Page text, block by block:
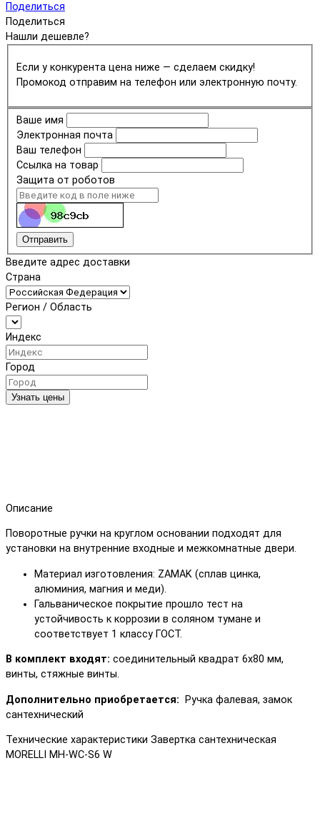
Поделиться
Поделиться
Нашли дешевле?
Если у конкурента цена ниже — сделаем скидку!
Промокод отправим на телефон или электронную почту.
Ваше имя
Электронная почта
Ваш телефон
Ссылка на товар
Защита от роботов
Отправить
Введите адрес доставки
Страна
Регион / Область
Индекс
Город
Узнать цены
Описание
Поворотные ручки на круглом основании подходят для
установки на внутренние входные и межкомнатные двери.
Материал изготовления: ZAMAK (сплав цинка,
алюминия, магния и меди).
Гальваническое покрытие прошло тест на
устойчивость к коррозии в соляном тумане и
соответствует 1 классу ГОСТ.
В комплект входят: соединительный квадрат 6x80 мм,
винты, стяжные винты.
Дополнительно приобретается: Ручка фалевая, замок
сантехнический
Технические характеристики Завертка сантехническая
MORELLI MH-WC-S6 W